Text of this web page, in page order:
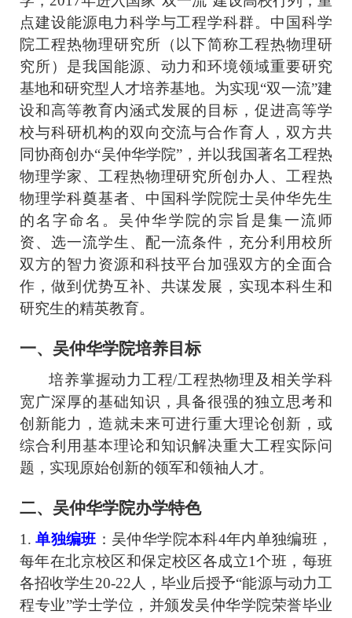
点建设能源电力科学与工程学科群。中国科学
院工程热物理研究所（以下简称工程热物理研
究所）是我国能源、动力和环境领域重要研究
基地和研究型人才培养基地。为实现“双一流”建
设和高等教育内涵式发展的目标，促进高等学
校与科研机构的双向交流与合作育人，双方共
同协商创办“吴仲华学院” ，并以我国著名工程热
物理学家、工程热物理研究所创办人、工程热
物理学科奠基者、中国科学院院士吴仲华先生
的名字命名。吴仲华学院的宗旨是集一流师
资、选一流学生、配一流条件，充分利用校所
双方的智力资源和科技平台加强双方的全面合
作，做到优势互补、共谋发展，实现本科生和
研究生的精英教育。
一、 吴仲华学院培养目标
培养掌握动力工程/工程热物理及相关学科
宽广深厚的基础知识，具备很强的独立思考和
创新能力，造就未来可进行重大理论创新，或
综合利用基本理论和知识解决重大工程实际问
题，实现原始创新的领军和领袖人才。
二、 吴仲华学院办学特色
1 .单独编班 ：吴仲华学院本科4年内单独编班，
每年在北京校区和保定校区各成立1个班，每班
各招收学生20-22人，毕业后授予“能源与动力工
程专业”学士学位，并颁发吴仲华学院荣誉毕业